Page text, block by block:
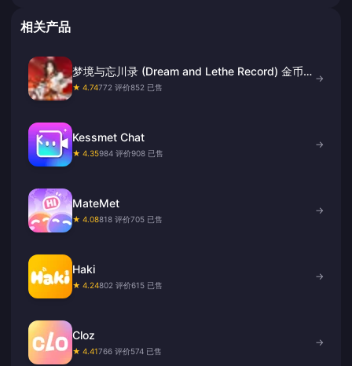
相关产品
梦境与忘川录 (Dream and Lethe Record) 金币充
值
★ 4.74772 评价852 已售
→
Kessmet Chat
★ 4.35984 评价908 已售
→
MateMet
★ 4.08818 评价705 已售
→
Haki
★ 4.24802 评价615 已售
→
Cloz
★ 4.41766 评价574 已售
→